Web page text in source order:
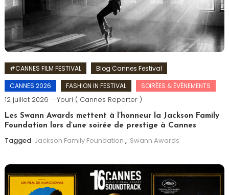
#CANNES FILM FESTIVAL
Blog Cannes Festival
CANNES 2026
FASHION IN FESTIVAL SOIRÉES & ÉVÉNEMENTS
12 juillet 2026 Youri ( Cannes Reporter )
Les Swann Awards mettent à l’honneur la Jackson Family
Foundation lors d’une soirée de prestige à Cannes
Tagged Jackson Family Foundation , Swann Awards